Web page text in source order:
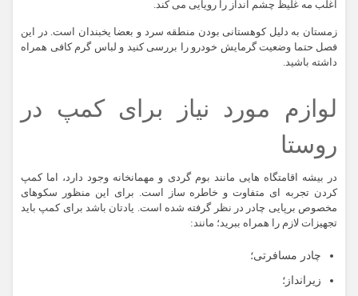
اغلب مه غلیظ چشم انداز را رویایی می کند.
زمستان به دلیل کوهستانی بودن منطقه سرد و بعضا یخبندان است. در این
فصل حتما وضعیت گرمایش خودرو را بررسی کنید و لباس گرم کافی همراه
داشته باشید.
لوازم مورد نیاز برای کمپ در
روستا
در بیشه اقامتگاه هایی مانند بوم گردی و مهمانخانه وجود دارد، اما کمپ
کردن تجربه ای متفاوت و خاطره ساز است. برای این منظور سکوهای
مخصوص برپایی چادر در نظر گرفته شده است. یادتان باشد برای کمپ باید
تجهیزات لازم را همراه ببرید؛ مانند:
چادر مسافرتی؛
زیرانداز؛